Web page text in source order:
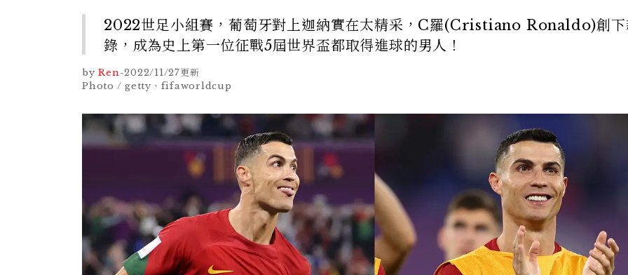
2022世足小組賽，葡萄牙對上迦納實在太精采，C羅(Cristiano Ronaldo)創下
錄，成為史上第一位征戰5屆世界盃都取得進球的男人！
by Ren-2022/11/27更新
Photo / getty、fifaworldcup